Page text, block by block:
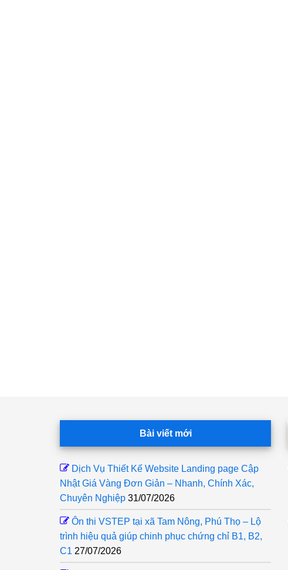
Bài viết mới
Dịch Vụ Thiết Kế Website Landing page Cập
Nhật Giá Vàng Đơn Giản – Nhanh, Chính Xác,
Chuyên Nghiệp 31/07/2026
Ôn thi VSTEP tại xã Tam Nông, Phú Thọ – Lộ
trình hiệu quả giúp chinh phục chứng chỉ B1, B2,
C1 27/07/2026